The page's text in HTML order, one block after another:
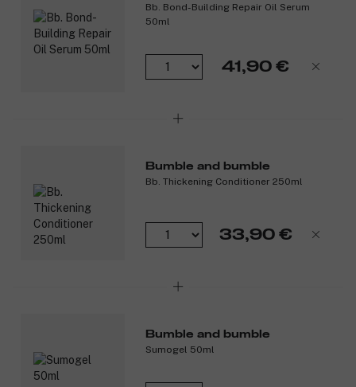
Bb. Bond-Building Repair Oil Serum
50ml
41,90 €
Bumble and bumble
Bb. Thickening Conditioner 250ml
33,90 €
Bumble and bumble
Sumogel 50ml